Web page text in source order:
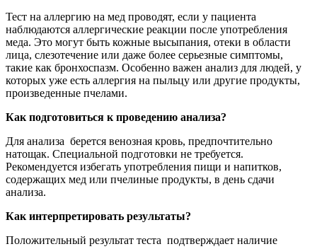
Тест на аллергию на мед проводят, если у пациента
наблюдаются аллергические реакции после употребления
меда. Это могут быть кожные высыпания, отеки в области
лица, слезотечение или даже более серьезные симптомы,
такие как бронхоспазм. Особенно важен анализ для людей, у
которых уже есть аллергия на пыльцу или другие продукты,
произведенные пчелами.
Как подготовиться к проведению анализа?
Для анализа берется венозная кровь, предпочтительно
натощак. Специальной подготовки не требуется.
Рекомендуется избегать употребления пищи и напитков,
содержащих мед или пчелиные продукты, в день сдачи
анализа.
Как интерпретировать результаты?
Положительный результат теста подтверждает наличие